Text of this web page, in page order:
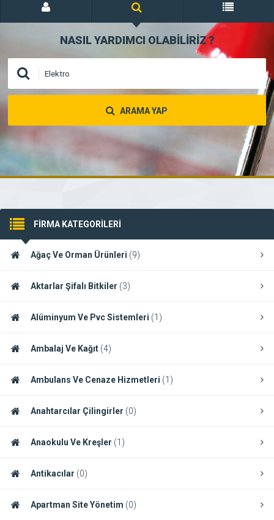
NASIL YARDIMCI OLABİLİRİZ?
ARAMA YAP
FİRMA KATEGORİLERİ
Ağaç Ve Orman Ürünleri (9)
Aktarlar Şifalı Bitkiler (3)
Alüminyum Ve Pvc Sistemleri (1)
Ambalaj Ve Kağıt (4)
Ambulans Ve Cenaze Hizmetleri (1)
Anahtarcılar Çilingirler (0)
Anaokulu Ve Kreşler (1)
Antikacılar (0)
Apartman Site Yönetim (0)